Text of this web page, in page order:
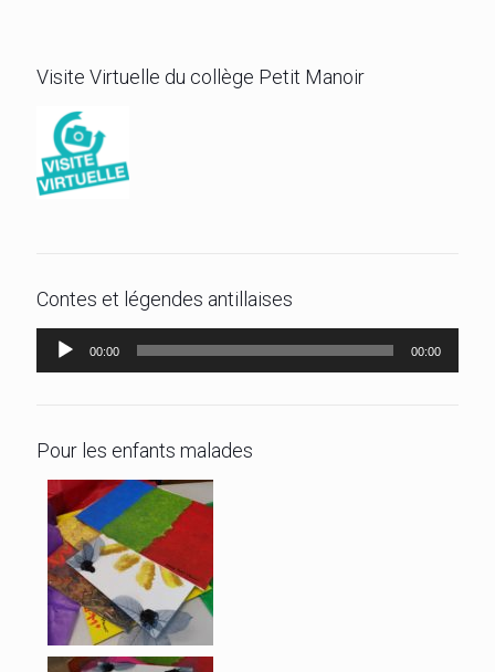
Visite Virtuelle du collège Petit Manoir
Contes et légendes antillaises
Lecteur
audio
00:00 00:00
Pour les enfants malades